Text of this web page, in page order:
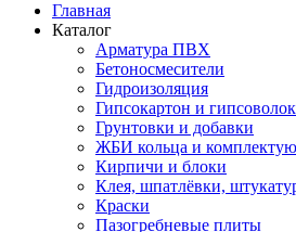
Главная
Каталог
Арматура ПВХ
Бетоносмесители
Гидроизоляция
Гипсокартон и
Грунтовки и добавки
ЖБИ кольца и
Кирпичи и блоки
Клея, шпатлёвки,
Краски
Пазогребневые плиты